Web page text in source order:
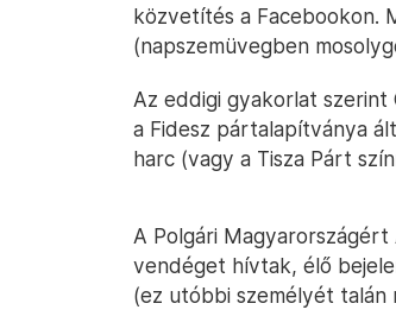
közvetítés a Facebookon.
(napszemüvegben
Az eddigi gyakorlat
a Fidesz pártalapítványa
harc (vagy a Tisza Párt
A Polgári
vendéget hívtak, élő
(ez utóbbi személyét talán